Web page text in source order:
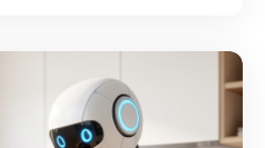
et exploiter leurs